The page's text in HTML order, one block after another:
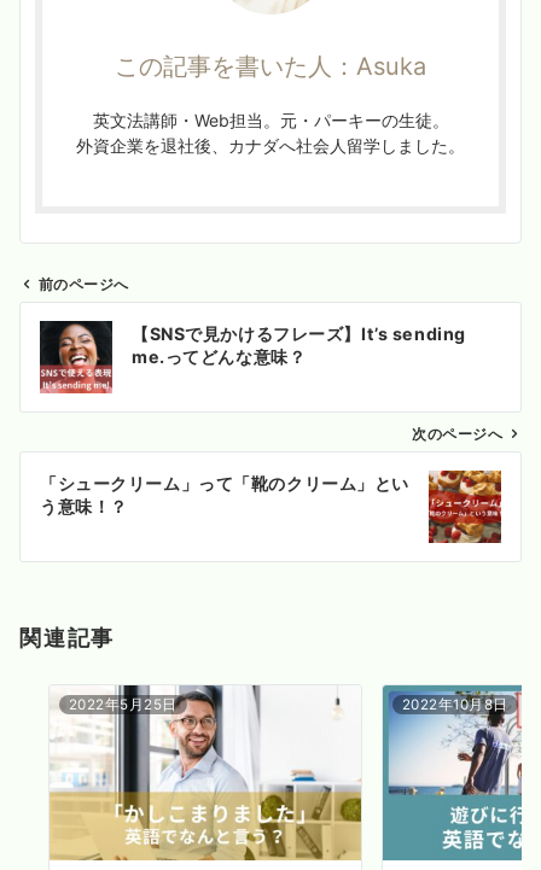
この記事を書いた人：Asuka
英文法講師・Web担当。元・パーキーの生徒。
外資企業を退社後、カナダへ社会人留学しました。
ビ
ン
前のページへ
【SNSで見かけるフレーズ】It’s sending
me.ってどんな意味？
次のページへ
「シュークリーム」って「靴のクリーム」とい
う意味！？
関連記事
2022年5月25日 2022年10月8日